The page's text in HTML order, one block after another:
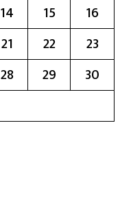
14 15
16
21 22
23
28 29
30